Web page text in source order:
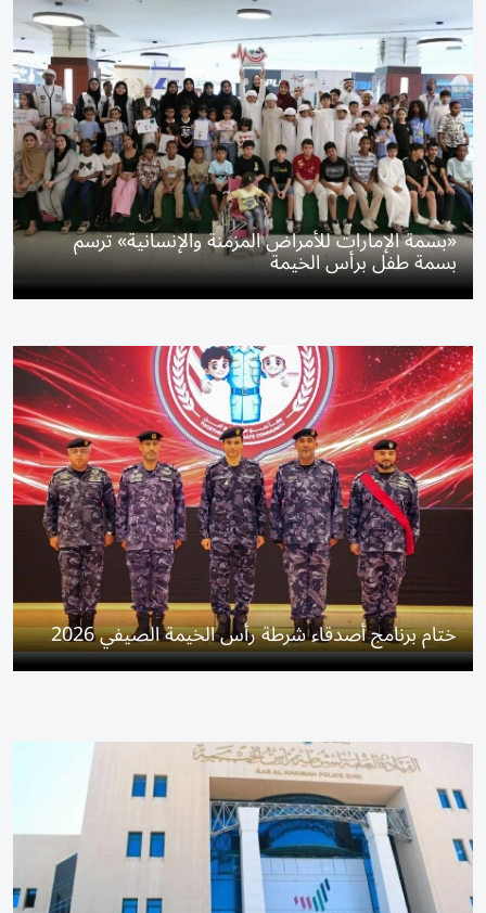
«بسمة الإمارات للأمراض المزمنة والإنسانية» ترسم
بسمة طفل برأس الخيمة
ختام برنامج أصدقاء شرطة رأس الخيمة الصيفي 2026